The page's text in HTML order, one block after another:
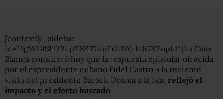
[contextly_sidebar
id=”4gWGfSH3BLpT6ZTUmEr23Wrh3GXEopt4″]La Casa
Blanca consideró hoy que la respuesta epistolar ofrecida
por el expresidente cubano Fidel Castro a la reciente
visita del presidente Barack Obama a la isla, reflejó el
impacto y el efecto buscado.